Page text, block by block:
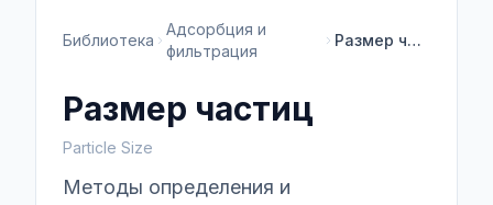
Библиотека
Адсорбция и
фильтрация
Размер частиц
Размер частиц
Particle Size
Методы определения и